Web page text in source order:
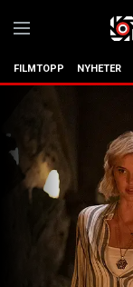
FILMTOPP NYHETER